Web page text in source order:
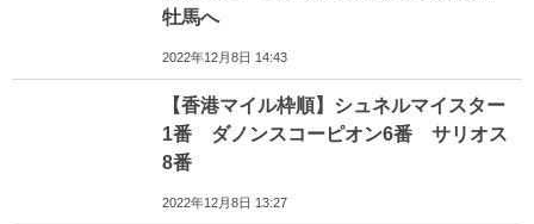
牡馬へ
2022年12月8日 14:43
【香港マイル枠順】シュネルマイスター
1番 ダノンスコーピオン6番 サリオス
8番
2022年12月8日 13:27